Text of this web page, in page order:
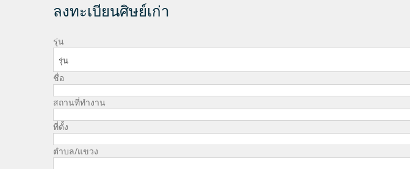
ลงทะเบียนศิษย์เก่า
รุ่น
รุ่น
ชื่อ
สถานที่ทำงาน
ที่ตั้ง
ตำบล/แขวง